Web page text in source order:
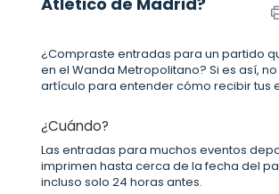
¿Compraste entradas para un partido
en el Wanda Metropolitano? Si es así,
artículo para entender cómo recibir tus
¿Cuándo?
Las entradas para muchos eventos
imprimen hasta cerca de la fecha del
incluso solo 24 horas antes.